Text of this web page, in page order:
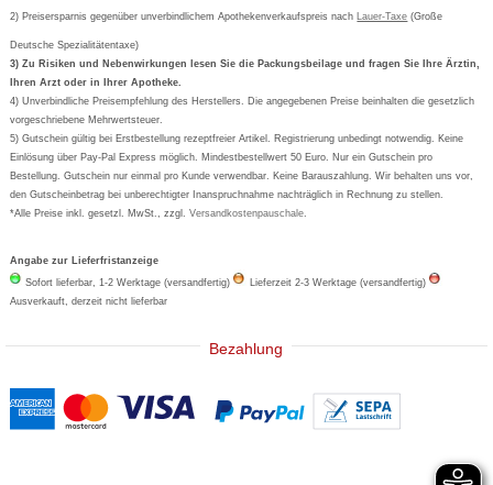
Vertrag widerrufen
Newsletteranmeldung
Formoline
Wick
Eucerin
Basica
2) Preisersparnis gegenüber unverbindlichem Apothekenverkaufspreis nach Lauer-Taxe (Große
Deutsche Spezialitätentaxe)
3) Zu Risiken und Nebenwirkungen lesen Sie die Packungsbeilage und fragen Sie Ihre Ärztin,
Ihren Arzt oder in Ihrer Apotheke.
4) Unverbindliche Preisempfehlung des Herstellers. Die angegebenen Preise beinhalten die gesetzlich
vorgeschriebene Mehrwertsteuer.
5) Gutschein gültig bei Erstbestellung rezeptfreier Artikel. Registrierung unbedingt notwendig. Keine
Einlösung über Pay-Pal Express möglich. Mindestbestellwert 50 Euro. Nur ein Gutschein pro
Bestellung. Gutschein nur einmal pro Kunde verwendbar. Keine Barauszahlung. Wir behalten uns vor,
den Gutscheinbetrag bei unberechtigter Inanspruchnahme nachträglich in Rechnung zu stellen.
*Alle Preise inkl. gesetzl. MwSt., zzgl.Versandkostenpauschale
Angabe zur Lieferfristanzeige
Sofort lieferbar, 1-2 Werktage (versandfertig)
Lieferzeit 2-3 Werktage (versandfertig)
Ausverkauft, derzeit nicht lieferbar
Bezahlung